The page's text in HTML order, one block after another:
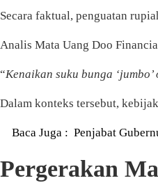
Secara faktual, penguatan
Analis Mata Uang Doo
“Kenaikan suku bunga
Dalam konteks tersebut,
Baca Juga : Penjabat
Pergerakan